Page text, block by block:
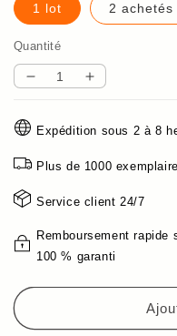
1 lot 2
Quantité
Réduire
quantité
Patch
les
tombants
Augmenter
quantité
Patch
les
tombants
Expédition sous 2 à 8
Plus de 1000
Service client 24/7
Remboursement
100 % garanti